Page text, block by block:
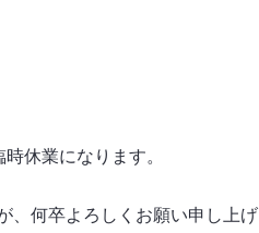
休業になります。
、何卒よろしくお願い申し上げ